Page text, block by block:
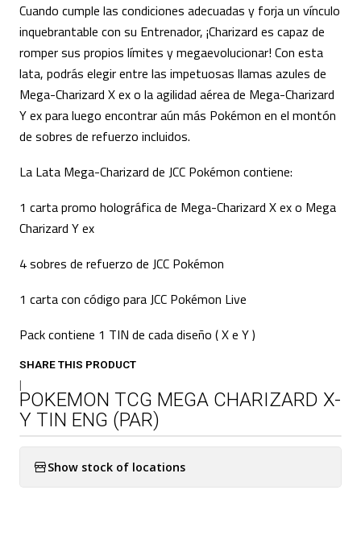
Cuando cumple las condiciones adecuadas y forja un vínculo
inquebrantable con su Entrenador, ¡Charizard es capaz de
romper sus propios límites y megaevolucionar! Con esta
lata, podrás elegir entre las impetuosas llamas azules de
Mega-Charizard X ex o la agilidad aérea de Mega-Charizard
Y ex para luego encontrar aún más Pokémon en el montón
de sobres de refuerzo incluidos.
La Lata Mega-Charizard de JCC Pokémon contiene:
1 carta promo holográfica de Mega-Charizard X ex o Mega
Charizard Y ex
4 sobres de refuerzo de JCC Pokémon
1 carta con código para JCC Pokémon Live
Pack contiene 1 TIN de cada diseño ( X e Y )
SHARE THIS PRODUCT
|
POKEMON TCG MEGA CHARIZARD X-
Y TIN ENG (PAR)
Show stock of locations